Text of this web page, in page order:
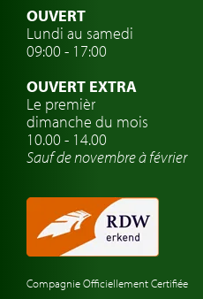
Assurance voiture de
Clubs de voitures classiques
Atelier de voitures
Montres de marque de
OUVERT
Lundi au samedi
09:00 - 17:00
OUVERT EXTRA
Le premièr
dimanche du mois
10.00 - 14.00
Sauf de novembre à février
Compagnie Officiellement Certifiée